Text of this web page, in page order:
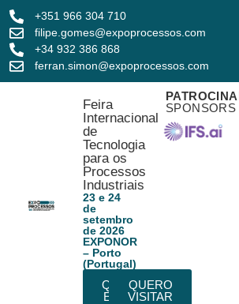
+351 966 304 710
filipe.gomes@expoprocessos.com
+34 932 386 868
ferran.simon@expoprocessos.com
Feira
Internacional
de
Tecnologia
para os
Processos
Industriais
23 e 24
de
setembro
de 2026
EXPONOR
– Porto
(Portugal)
QUERO
EXPOR
QUERO
VISITAR
SPONSORS